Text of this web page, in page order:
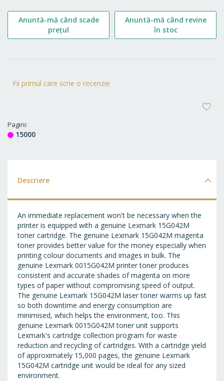
Fii primul care scrie o recenzie
Pagini
15000
Anuntă-mă când scade
prețul
Anuntă-mă când revine
în stoc
Descriere
An immediate replacement won't be necessary when the
printer is equipped with a genuine Lexmark 15G042M
toner cartridge. The genuine Lexmark 15G042M magenta
toner provides better value for the money especially when
printing colour documents and images in bulk. The
genuine Lexmark 0015G042M printer toner produces
consistent and accurate shades of magenta on more
types of paper without compromising speed of output.
The genuine Lexmark 15G042M laser toner warms up fast
so both downtime and energy consumption are
minimised, which helps the environment, too. This
genuine Lexmark 0015G042M toner unit supports
Lexmark's cartridge collection program for waste
reduction and recycling of cartridges. With a cartridge yield
of approximately 15,000 pages, the genuine Lexmark
15G042M cartridge unit would be ideal for any sized
environment.